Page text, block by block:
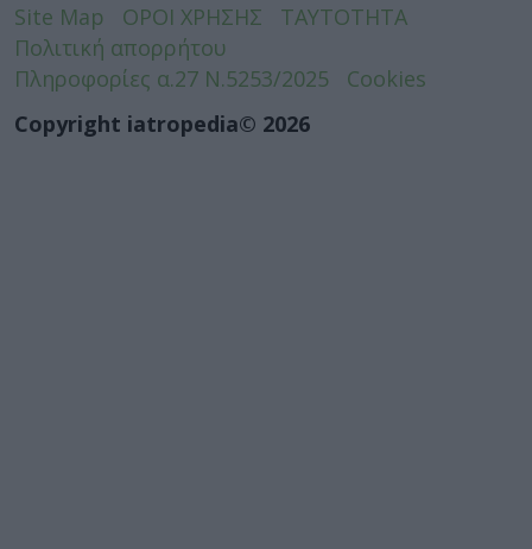
Site Map ΟΡΟΙ ΧΡΗΣΗΣ
ΤΑΥΤΟΤΗΤΑ
Πολιτική απορρήτου
Πληροφορίες α.27 Ν.5253/2025
Cookies
Copyright iatropedia© 2026